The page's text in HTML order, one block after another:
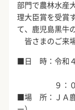
部門で農林水産
理大臣賞を受賞
て、鹿児島黒牛
皆さまのご来
■日 時：令和４
９：００
■場 所：ＪＡ鹿